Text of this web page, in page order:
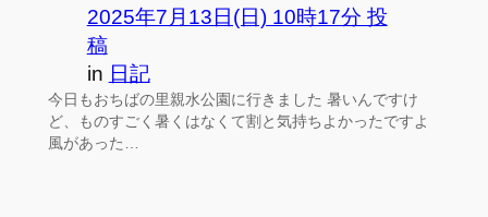
2025年7月13日(日) 10時17分 投
稿
in 日記
今日もおちばの里親水公園に行きました 暑いんですけ
ど、ものすごく暑くはなくて割と気持ちよかったですよ
風があった…